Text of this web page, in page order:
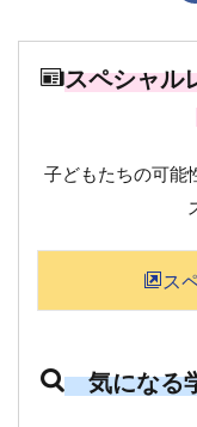
スペシャル
子どもたちの可能
ス
気になる